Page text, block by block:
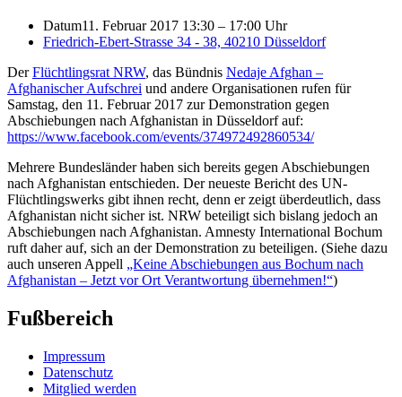
Datum11. Februar 2017 13:30 – 17:00 Uhr
Friedrich-Ebert-Strasse 34 - 38, 40210 Düsseldorf
DerFlüchtlingsrat NRW, das Bündnis Nedaje Afghan –
Afghanischer Aufschrei und andere Organisationen rufen für
Samstag, den 11. Februar 2017 zur Demonstration gegen
Abschiebungen nach Afghanistan in Düsseldorf auf:
https://www.facebook.com/events/374972492860534/
Mehrere Bundesländer haben sich bereits gegen Abschiebungen
nach Afghanistan entschieden. Der neueste Bericht des UN-
Flüchtlingswerks gibt ihnen recht, denn er zeigt überdeutlich, dass
Afghanistan nicht sicher ist. NRW beteiligt sich bislang jedoch an
Abschiebungen nach Afghanistan. Amnesty International Bochum
ruft daher auf, sich an der Demonstration zu beteiligen. (Siehe dazu
auch unseren Appell „Keine Abschiebungen aus Bochum nach
Afghanistan – Jetzt vor Ort Verantwortung übernehmen!“)
Fußbereich
Impressum
Datenschutz
Mitglied werden